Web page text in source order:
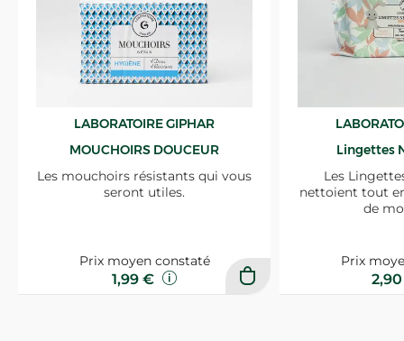
LABORATOIRE GIPHAR
MOUCHOIRS DOUCEUR
Les mouchoirs résistants qui vous
seront utiles.
Prix moyen constaté
1,99 €
Lingettes
Les
nettoient tout
de
Prix